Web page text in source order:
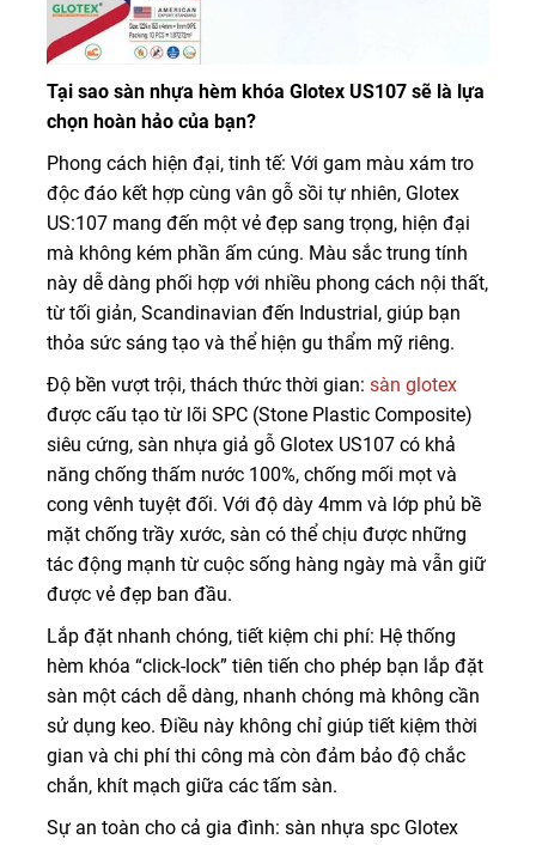
Tại sao sàn nhựa hèm khóa Glotex US107 sẽ là lựa
chọn hoàn hảo của bạn?
Phong cách hiện đại, tinh tế: Với gam màu xám tro
độc đáo kết hợp cùng vân gỗ sồi tự nhiên, Glotex
US:107 mang đến một vẻ đẹp sang trọng, hiện đại
mà không kém phần ấm cúng. Màu sắc trung tính
này dễ dàng phối hợp với nhiều phong cách nội thất,
từ tối giản, Scandinavian đến Industrial, giúp bạn
thỏa sức sáng tạo và thể hiện gu thẩm mỹ riêng.
Độ bền vượt trội, thách thức thời gian: sàn glotex
được cấu tạo từ lõi SPC (Stone Plastic Composite)
siêu cứng, sàn nhựa giả gỗ Glotex US107 có khả
năng chống thấm nước 100%, chống mối mọt và
cong vênh tuyệt đối. Với độ dày 4mm và lớp phủ bề
mặt chống trầy xước, sàn có thể chịu được những
tác động mạnh từ cuộc sống hàng ngày mà vẫn giữ
được vẻ đẹp ban đầu.
Lắp đặt nhanh chóng, tiết kiệm chi phí: Hệ thống
hèm khóa “click-lock” tiên tiến cho phép bạn lắp đặt
sàn một cách dễ dàng, nhanh chóng mà không cần
sử dụng keo. Điều này không chỉ giúp tiết kiệm thời
gian và chi phí thi công mà còn đảm bảo độ chắc
chắn, khít mạch giữa các tấm sàn.
Sự an toàn cho cả gia đình: sàn nhựa spc Glotex